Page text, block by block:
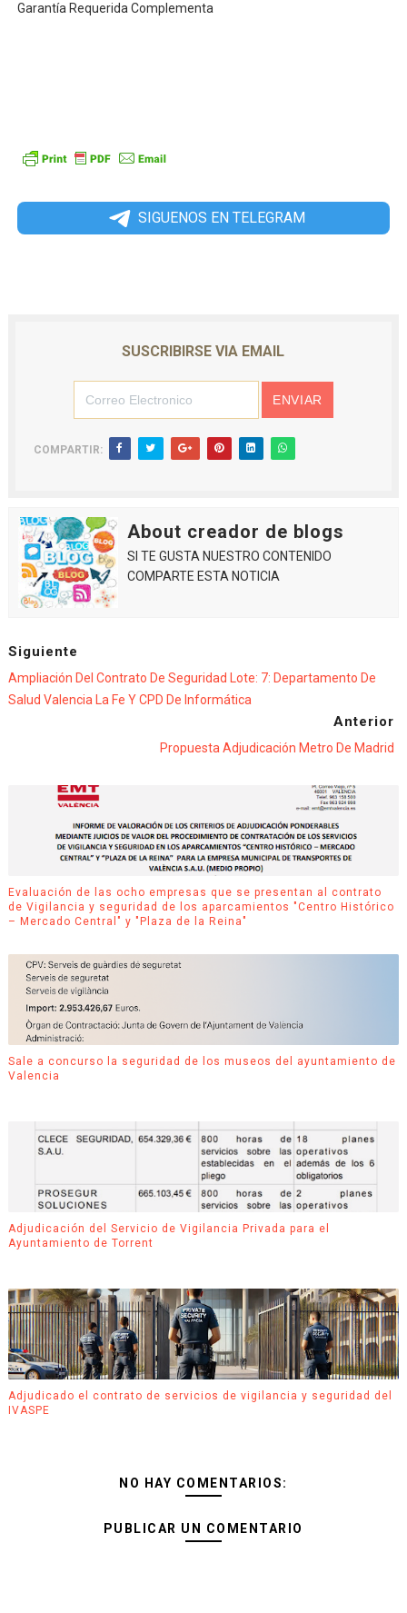
Garantía Requerida Complementa
SIGUENOS EN TELEGRAM
SUSCRIBIRSE VIA EMAIL
COMPARTIR:
About creador de blogs
SI TE GUSTA NUESTRO CONTENIDO
COMPARTE ESTA NOTICIA
Siguiente
Ampliación Del Contrato De Seguridad Lote: 7: Departamento De
Salud Valencia La Fe Y CPD De Informática
Anterior
Propuesta Adjudicación Metro De Madrid
Evaluación de las ocho empresas que se presentan al contrato
de Vigilancia y seguridad de los aparcamientos "Centro Histórico
– Mercado Central" y "Plaza de la Reina"
Sale a concurso la seguridad de los museos del ayuntamiento de
Valencia
Adjudicación del Servicio de Vigilancia Privada para el
Ayuntamiento de Torrent
Adjudicado el contrato de servicios de vigilancia y seguridad del
IVASPE
NO HAY COMENTARIOS:
PUBLICAR UN COMENTARIO